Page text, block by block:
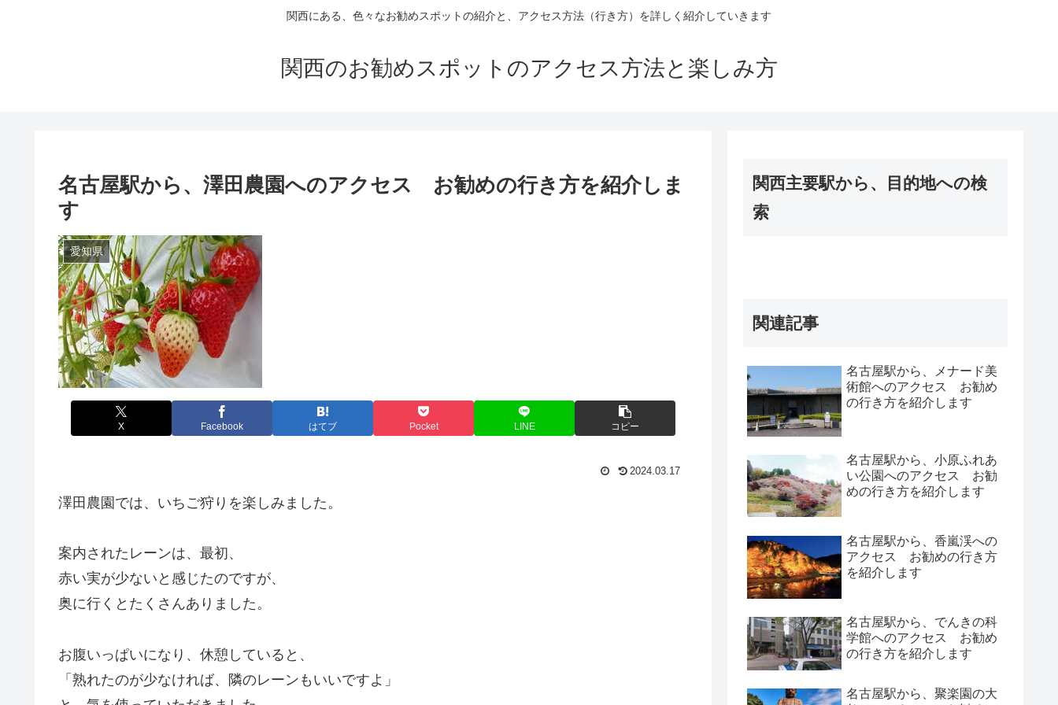
関西にある、色々なお勧めスポットの紹介と、アクセス方法（行き方）を詳しく紹介していきます
関西のお勧めスポットのアクセス方法と楽しみ方
名古屋駅から、澤田農園へのアクセス お勧めの行き方を紹介しま
す
愛知県
X Facebook はてブ Pocket LINE コピー
2024.03.17
澤田農園では、いちご狩りを楽しみました。
案内されたレーンは、最初、
赤い実が少ないと感じたのですが、
奥に行くとたくさんありました。
お腹いっぱいになり、休憩していると、
「熟れたのが少なければ、隣のレーンもいいですよ」
関西主要駅から、目的地への検
索
関連記事
名古屋駅から、メナード美
術館へのアクセス お勧め
の行き方を紹介します
名古屋駅から、小原ふれあ
い公園へのアクセス お勧
めの行き方を紹介します
名古屋駅から、香嵐渓への
アクセス お勧めの行き方
を紹介します
名古屋駅から、でんきの科
学館へのアクセス お勧め
の行き方を紹介します
名古屋駅から、聚楽園の大